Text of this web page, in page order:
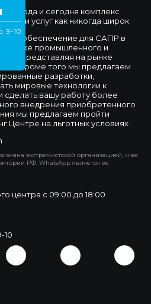
9-10
года и сегодня комплекс
и услуг как никогда широк.
обеспечение для САПР в
также промышленного и
представляя на рынке
Кроме того мы предлагаем
разработки,
мировые технологии к
сделать вашу работу более
внедрения приобретенного
мы предлагаем пройти
Центре на льготных условиях.
экстремистской организацией, и ее
РФ. WhatsApp является ее
центра с 09:00 до 18:00
10